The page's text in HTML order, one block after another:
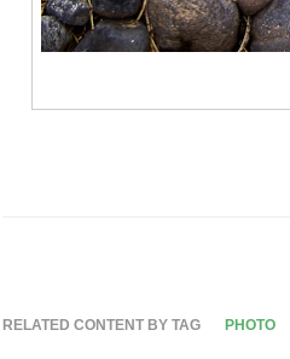
RELATED CONTENT BY TAG PHOTO